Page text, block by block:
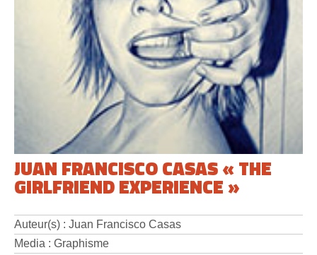
JUAN FRANCISCO CASAS « THE
GIRLFRIEND EXPERIENCE »
Auteur(s) : Juan Francisco Casas
Media : Graphisme